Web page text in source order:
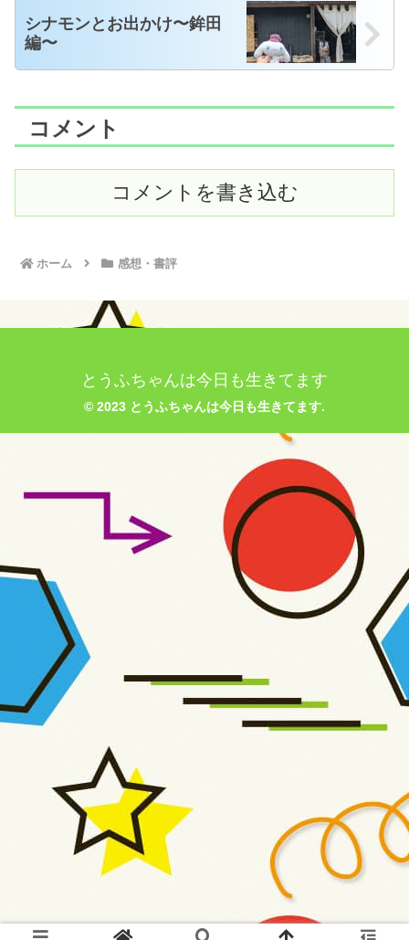
シナモンとお出かけ〜鉾田
編〜
コメント
コメントを書き込む
ホーム 感想・書評
とうふちゃんは今日も生きてます
© 2023 とうふちゃんは今日も生きてます.